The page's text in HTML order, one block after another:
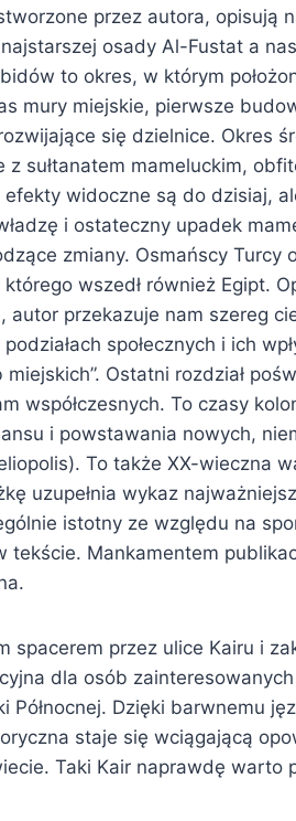
przez autora, opisują
osady Al-Fustat a
to okres, w którym
mury miejskie, pierwsze
się dzielnice. Okres
z sułtanatem mameluckim,
widoczne są do dzisiaj,
i ostateczny upadek
zmiany. Osmańscy Turcy
wszedł również Egipt.
autor przekazuje nam szereg
społecznych i ich
miejskich”. Ostatni rozdział
współczesnych. To czasy
i powstawania nowych,
To także XX-wieczna
uzupełnia wykaz
istotny ze względu na
tekście. Mankamentem
spacerem przez ulice Kairu i
dla osób
Północnej. Dzięki barwnemu
staje się wciągającą
Taki Kair naprawdę warto